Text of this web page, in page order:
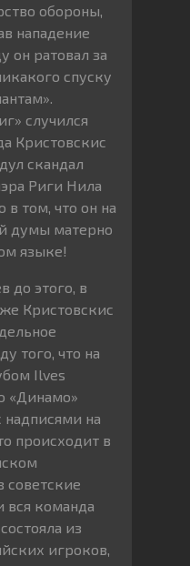
обороны,
нападение
он ратовал за
спуску
случился
Кристовскис
скандал
Риги Нила
в том, что он на
думы матерно
языке!
до этого, в
Кристовскис
того, что на
Ilves
«Динамо»
на
происходит в
советские
вся команда
из
игроков,